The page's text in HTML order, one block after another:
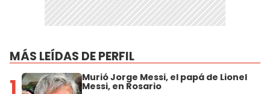
MÁS LEÍDAS DE PERFIL
1 Murió Jorge Messi, el papá de Lionel
Messi, en Rosario